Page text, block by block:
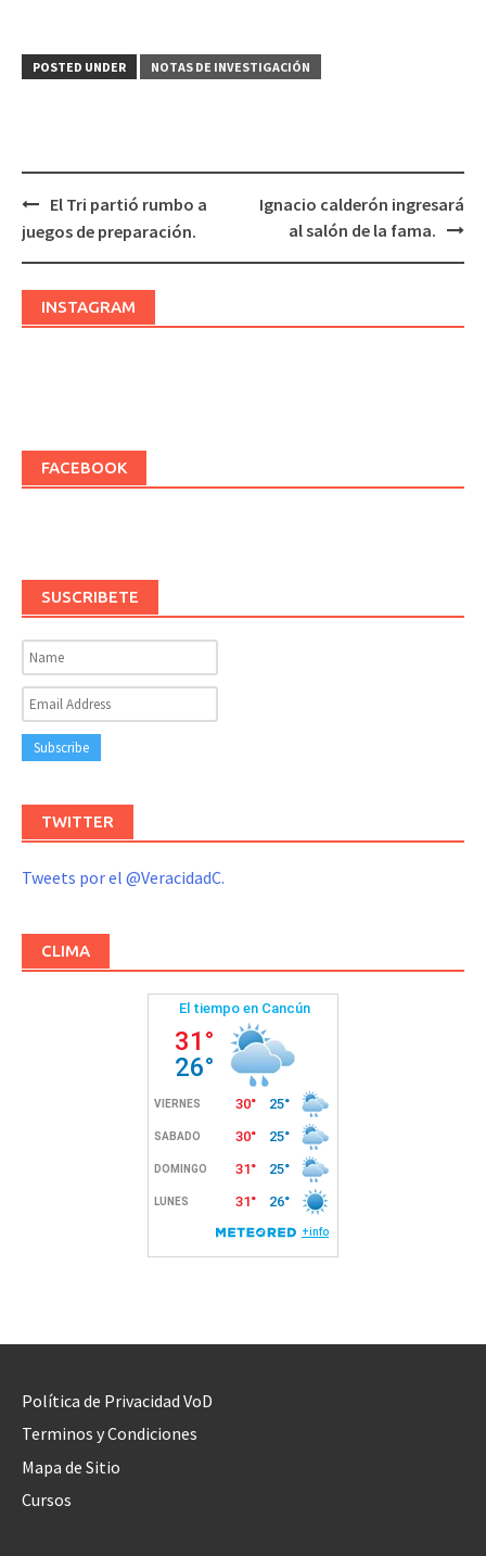
POSTED UNDER NOTAS DE INVESTIGACIÓN
Post
navigation
El Tri partió rumbo a
juegos de preparación.
Ignacio calderón ingresará
al salón de la fama.
INSTAGRAM
FACEBOOK
SUSCRIBETE
TWITTER
Tweets por el @VeracidadC.
CLIMA
Política de Privacidad VoD
Terminos y Condiciones
Mapa de Sitio
Cursos